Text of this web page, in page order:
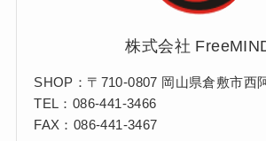
株式会社
SHOP：〒710-0807 岡山県倉敷市西
TEL：086-441-3466
FAX：086-441-3467